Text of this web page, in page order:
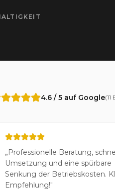
4.6 / 5 auf Google
„Professionelle Beratung,
Umsetzung und eine spürbare
Senkung der Betriebskosten.
Empfehlung!"